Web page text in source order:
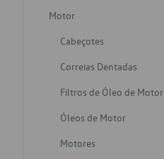
Motor
Cabeçotes
Correias Dentadas
Filtros de Óleo de Motor
Óleos de Motor
Motores